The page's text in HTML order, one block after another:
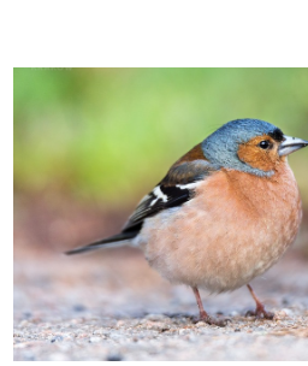
wjazdu na tę ulice od bramy
ruchu . Zapewne miało to
czyli między innymi mnie.